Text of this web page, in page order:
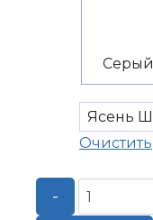
Очистить
-
товара